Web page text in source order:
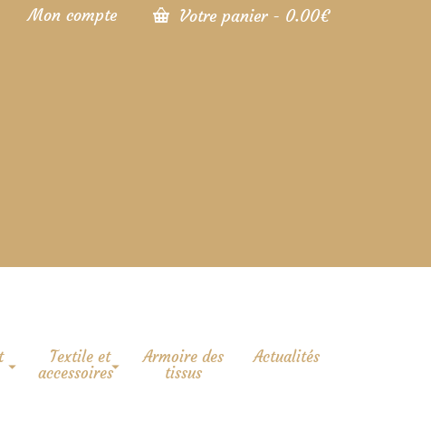
Mon compte Votre panier - 0.00€
Textile et
accessoires
Armoire des
tissus
Actualités